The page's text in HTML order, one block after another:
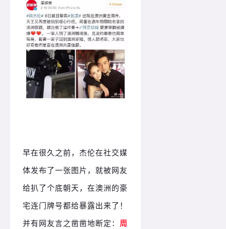
早在很久之前，杰伦在社交媒
体发布了一张图片，就被网友
给扒了个底朝天，在澳洲的豪
宅连门牌号都给暴露出来了！
并有网友言之凿凿地断定： 周